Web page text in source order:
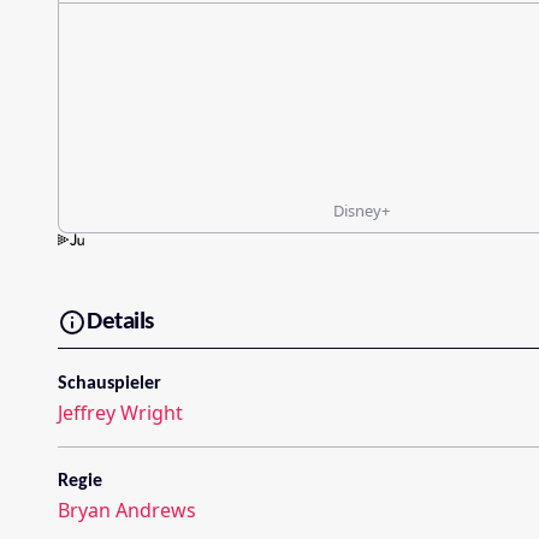
Disney+
Details
Schauspieler
Jeffrey Wright
Regie
Bryan Andrews